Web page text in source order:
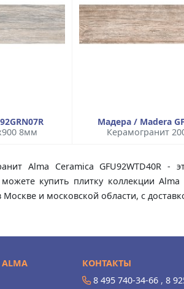
8мм
Мадера / Madera
Керамогранит
Alma Ceramica GFU92WTD40R
купить плитку коллекции
Москве и московской области, с
КОНТАКТЫ
8 495 740-34-66 , 8